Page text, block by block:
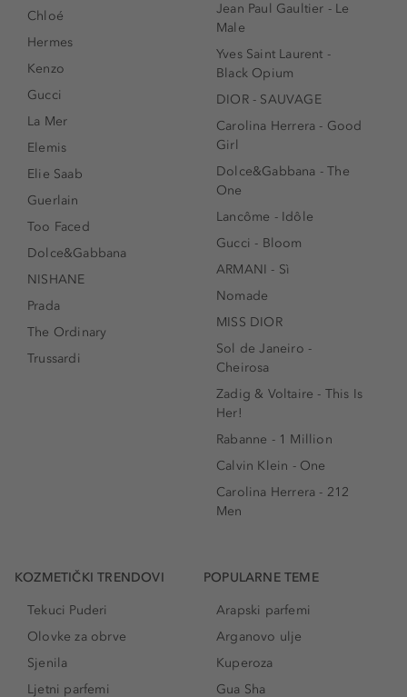
Chloé
Hermes
Kenzo
Gucci
La Mer
Elemis
Elie Saab
Guerlain
Too Faced
Dolce&Gabbana
NISHANE
Prada
The Ordinary
Trussardi
Jean Paul Gaultier - Le
Male
Yves Saint Laurent -
Black Opium
DIOR - SAUVAGE
Carolina Herrera - Good
Girl
Dolce&Gabbana - The
One
Lancôme - Idôle
Gucci - Bloom
ARMANI - Sì
Nomade
MISS DIOR
Sol de Janeiro -
Cheirosa
Zadig & Voltaire - This Is
Her!
Rabanne - 1 Million
Calvin Klein - One
Carolina Herrera - 212
Men
KOZMETIČKI TRENDOVI
Tekuci Puderi
Olovke za obrve
Sjenila
Ljetni parfemi
POPULARNE TEME
Arapski parfemi
Arganovo ulje
Kuperoza
Gua Sha